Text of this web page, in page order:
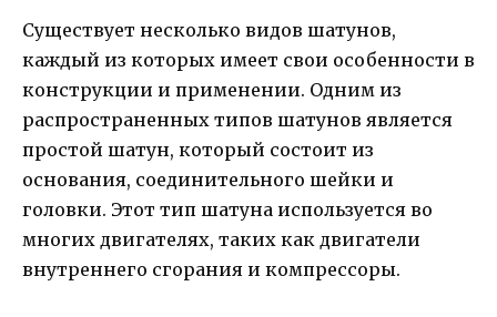
Существует несколько видов шатунов,
каждый из которых имеет свои особенности в
конструкции и применении. Одним из
распространенных типов шатунов является
простой шатун, который состоит из
основания, соединительного шейки и
головки. Этот тип шатуна используется во
многих двигателях, таких как двигатели
внутреннего сгорания и компрессоры.